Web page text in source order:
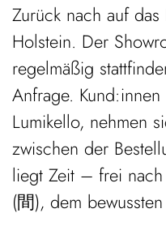
Zurück nach auf
Holstein. Der
regelmäßig
Anfrage.
Lumikello, nehmen
zwischen der
liegt Zeit – frei nach
(間), dem